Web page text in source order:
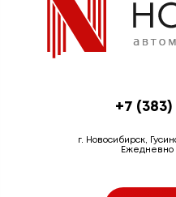
+7
г. Новосибирск,
Ежедневно